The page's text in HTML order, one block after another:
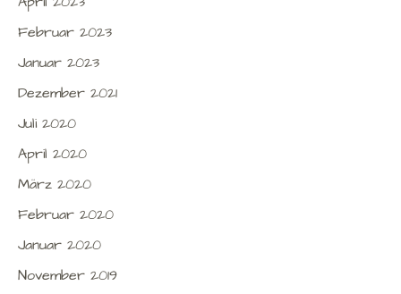
Februar 2023
Januar 2023
Dezember 2021
Juli 2020
April 2020
März 2020
Februar 2020
Januar 2020
November 2019